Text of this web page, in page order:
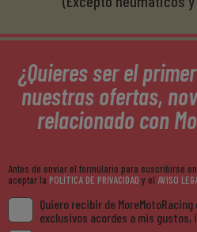
¿Quieres ser el
nuestras ofertas,
relacionado con
Antes de enviar el formulario para suscribirse
aceptar la POLÍTICA DE PRIVACIDAD y el AVISO
Quiero recibir de
exclusivos acordes a mis